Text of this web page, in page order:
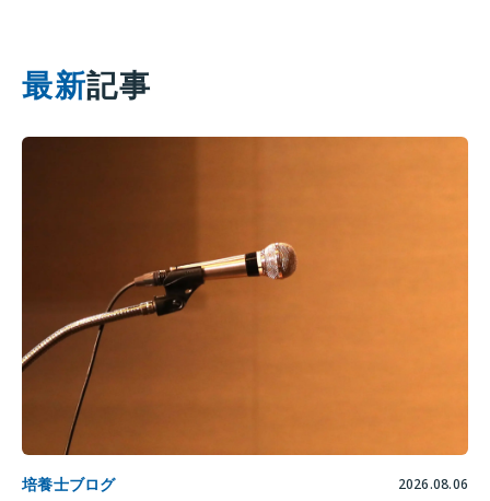
最新記事
培養士ブログ 2026.08.06